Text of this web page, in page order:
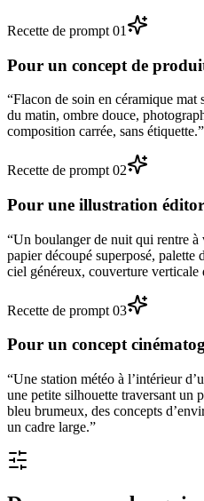
Recette de prompt 01
Pour un concept de
“Flacon de soin en céramique
du matin, ombre douce,
composition carrée, sans étiquette.”
Recette de prompt 02
Pour une illustration
“Un boulanger de nuit qui rentre à
papier découpé superposé, palette
ciel généreux, couverture verticale
Recette de prompt 03
Pour un concept
“Une station météo à l’intérieur
une petite silhouette traversant un
bleu brumeux, des concepts
un cadre large.”